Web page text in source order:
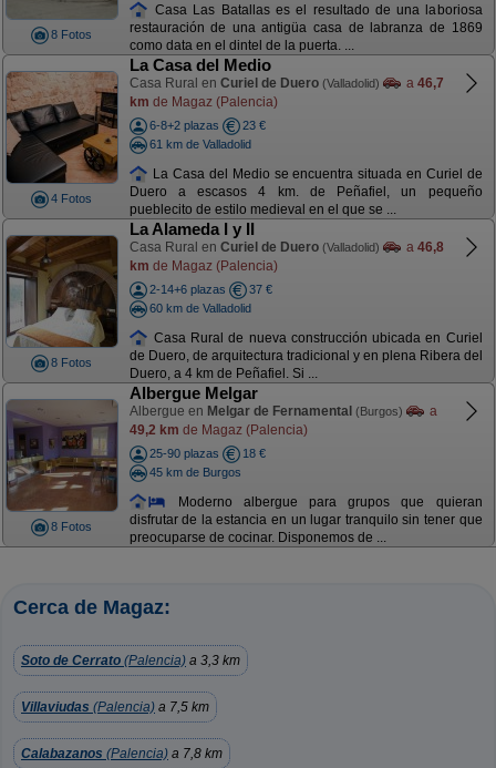
8 Fotos
Casa Las Batallas es el resultado de una laboriosa
restauración de una antigüa casa de labranza de 1869
como data en el dintel de la puerta. ...
4 Fotos
La Casa del Medio
Casa Rural en Curiel de Duero (Valladolid) a 46,7
km de Magaz (Palencia)
6-8+2 plazas
23 €
61 km de Valladolid
La Casa del Medio se encuentra situada en Curiel de
Duero a escasos 4 km. de Peñafiel, un pequeño
pueblecito de estilo medieval en el que se ...
8 Fotos
La Alameda I y II
Casa Rural en Curiel de Duero (Valladolid) a 46,8
km de Magaz (Palencia)
2-14+6 plazas
37 €
60 km de Valladolid
Casa Rural de nueva construcción ubicada en Curiel
de Duero, de arquitectura tradicional y en plena Ribera del
Duero, a 4 km de Peñafiel. Si ...
8 Fotos
Albergue Melgar
Albergue en Melgar de Fernamental (Burgos)
a
49,2 km de Magaz (Palencia)
25-90 plazas
18 €
45 km de Burgos
Moderno albergue para grupos que quieran
disfrutar de la estancia en un lugar tranquilo sin tener que
preocuparse de cocinar. Disponemos de ...
Cerca de Magaz:
Soto de Cerrato (Palencia) a 3,3 km
Villaviudas (Palencia) a 7,5 km
Calabazanos (Palencia) a 7,8 km